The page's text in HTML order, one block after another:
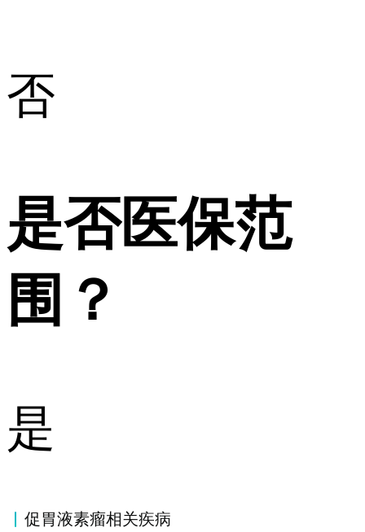
否
是否医保范
围？
是
促胃液素瘤相关疾病